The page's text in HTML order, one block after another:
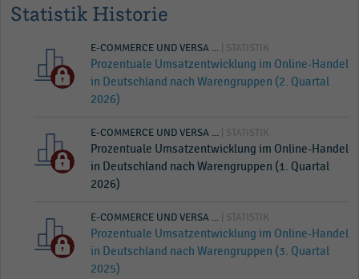
Statistik Historie
E-COMMERCE UND VERSA ... | STATISTIK
Prozentuale Umsatzentwicklung im Online-Handel
in Deutschland nach Warengruppen (2. Quartal
2026)
E-COMMERCE UND VERSA ... | STATISTIK
Prozentuale Umsatzentwicklung im Online-Handel
in Deutschland nach Warengruppen (1. Quartal
2026)
E-COMMERCE UND VERSA ... | STATISTIK
Prozentuale Umsatzentwicklung im Online-Handel
in Deutschland nach Warengruppen (3. Quartal
2025)